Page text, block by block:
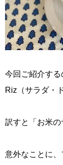
今回ご紹介す
Riz（サラダ・
訳すと「お米の
意外なことに